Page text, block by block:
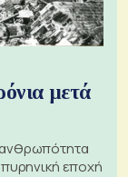
μετά
ανθρωπότητα
πυρηνική εποχή